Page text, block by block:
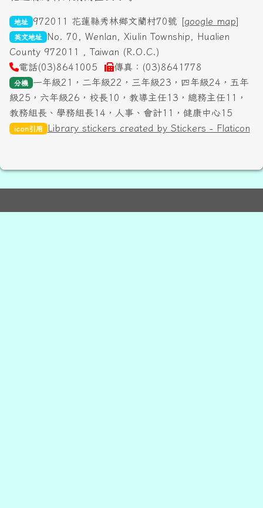
地址 972011 花蓮縣秀林鄉文蘭村70號 [google map]
英文地址
No. 70, Wenlan, Xiulin Township, Hualien
County 972011 , Taiwan (R.O.C.)
電話(03)8641005
傳真：(03)8641778
分機
一年級21，二年級22，三年級23，四年級24，五年
級25，六年級26，校長10，教導主任13，總務主任11，
教務組長、學務組長14，人事、會計11，健康中心15
icon引用 Library stickers created by Stickers - Flaticon